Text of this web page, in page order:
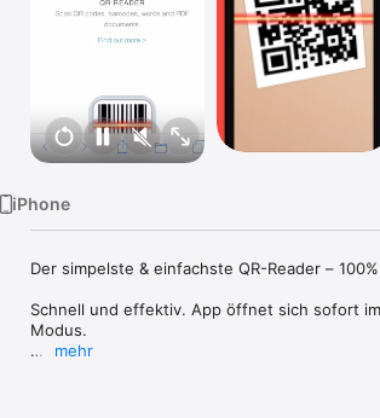
iPhone
Der simpelste & einfachste QR-Reader – 100%
Schnell und effektiv. App öffnet sich sofort
Modus.
mehr